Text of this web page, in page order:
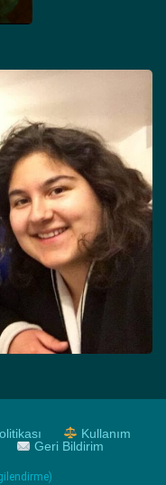
Kullanım
Geri Bildirim